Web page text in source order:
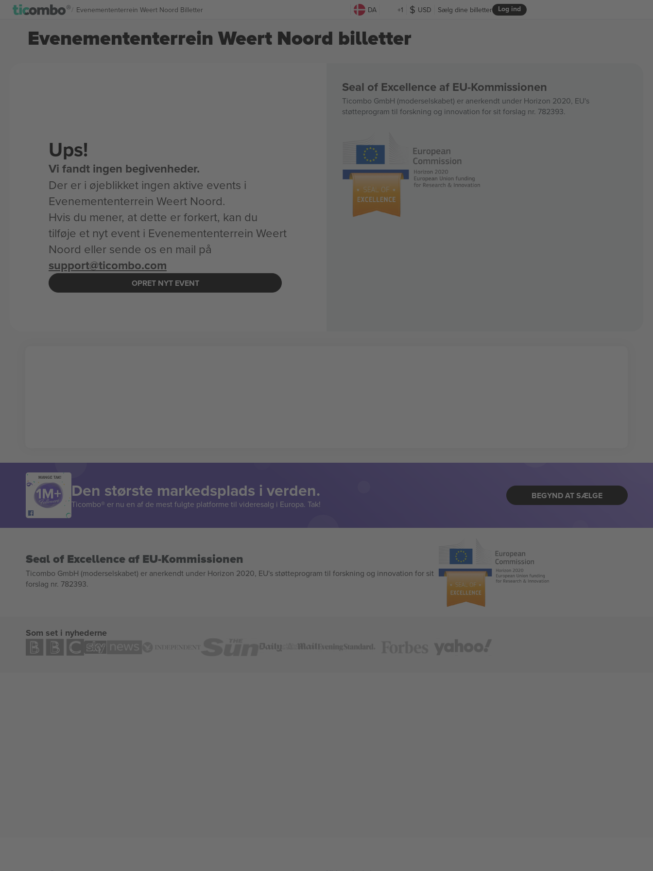
Evenemententerrein Weert Noord Billetter DA +1 USD Log ind
Sælg dine billetter
Evenemententerrein Weert Noord billetter
Ups!
Vi fandt ingen begivenheder.
Der er i øjeblikket ingen aktive events i
Evenemententerrein Weert Noord.
Hvis du mener, at dette er forkert, kan du
tilføje et nyt event i Evenemententerrein Weert
Noord eller sende os en mail på
support@ticombo.com
OPRET NYT EVENT
Seal of Excellence af EU-Kommissionen
Ticombo GmbH (moderselskabet) er anerkendt under Horizon 2020, EU's
støtteprogram til forskning og innovation for sit forslag nr. 782393.
MANGE TAK!
Den største markedsplads i verden.
Ticombo® er nu en af de mest fulgte platforme til videresalg i Europa. Tak!
BEGYND AT SÆLGE
Seal of Excellence af EU-Kommissionen
Ticombo GmbH (moderselskabet) er anerkendt under Horizon 2020, EU's støtteprogram til forskning og innovation for sit
forslag nr. 782393.
Som set i nyhederne